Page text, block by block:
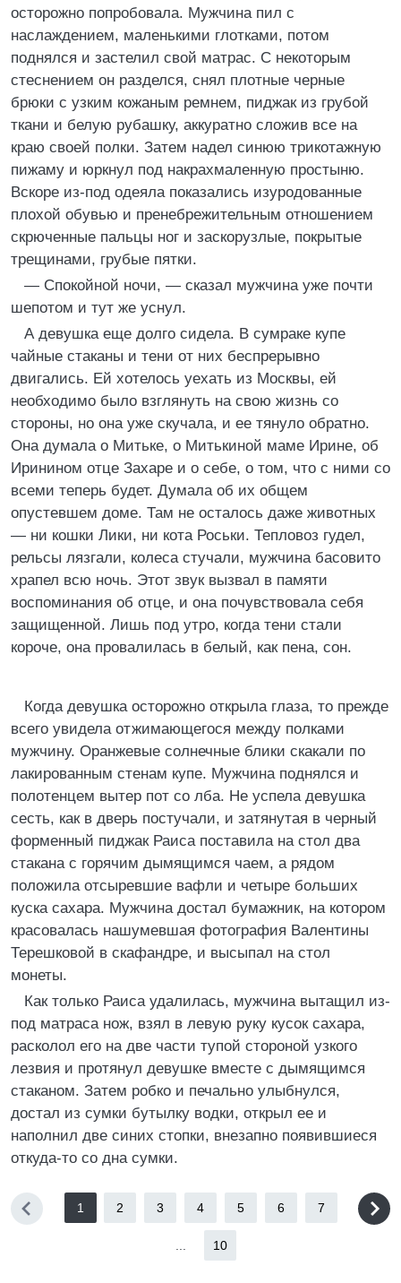
осторожно попробовала. Мужчина пил с
наслаждением, маленькими глотками, потом
поднялся и застелил свой матрас. С некоторым
стеснением он разделся, снял плотные черные
брюки с узким кожаным ремнем, пиджак из грубой
ткани и белую рубашку, аккуратно сложив все на
краю своей полки. Затем надел синюю трикотажную
пижаму и юркнул под накрахмаленную простыню.
Вскоре из-под одеяла показались изуродованные
плохой обувью и пренебрежительным отношением
скрюченные пальцы ног и заскорузлые, покрытые
трещинами, грубые пятки.
— Спокойной ночи, — сказал мужчина уже почти
шепотом и тут же уснул.
А девушка еще долго сидела. В сумраке купе
чайные стаканы и тени от них беспрерывно
двигались. Ей хотелось уехать из Москвы, ей
необходимо было взглянуть на свою жизнь со
стороны, но она уже скучала, и ее тянуло обратно.
Она думала о Митьке, о Митькиной маме Ирине, об
Иринином отце Захаре и о себе, о том, что с ними со
всеми теперь будет. Думала об их общем
опустевшем доме. Там не осталось даже животных
— ни кошки Лики, ни кота Роськи. Тепловоз гудел,
рельсы лязгали, колеса стучали, мужчина басовито
храпел всю ночь. Этот звук вызвал в памяти
воспоминания об отце, и она почувствовала себя
защищенной. Лишь под утро, когда тени стали
короче, она провалилась в белый, как пена, сон.
Когда девушка осторожно открыла глаза, то прежде
всего увидела отжимающегося между полками
мужчину. Оранжевые солнечные блики скакали по
лакированным стенам купе. Мужчина поднялся и
полотенцем вытер пот со лба. Не успела девушка
сесть, как в дверь постучали, и затянутая в черный
форменный пиджак Раиса поставила на стол два
стакана с горячим дымящимся чаем, а рядом
положила отсыревшие вафли и четыре больших
куска сахара. Мужчина достал бумажник, на котором
красовалась нашумевшая фотография Валентины
Терешковой в скафандре, и высыпал на стол
монеты.
Как только Раиса удалилась, мужчина вытащил из-
под матраса нож, взял в левую руку кусок сахара,
расколол его на две части тупой стороной узкого
лезвия и протянул девушке вместе с дымящимся
стаканом. Затем робко и печально улыбнулся,
достал из сумки бутылку водки, открыл ее и
наполнил две синих стопки, внезапно появившиеся
откуда-то со дна сумки.
1 2 3 4 5 6 7
10